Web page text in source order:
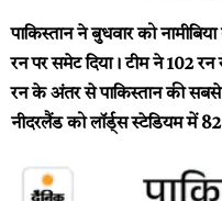
पाकिस्तान ने बुधवार को
रन पर समेट दिया। टीम ने 102
रन के अंतर से पाकिस्तान की
नीदरलैंड को लॉर्ड्स स्टेडियम में